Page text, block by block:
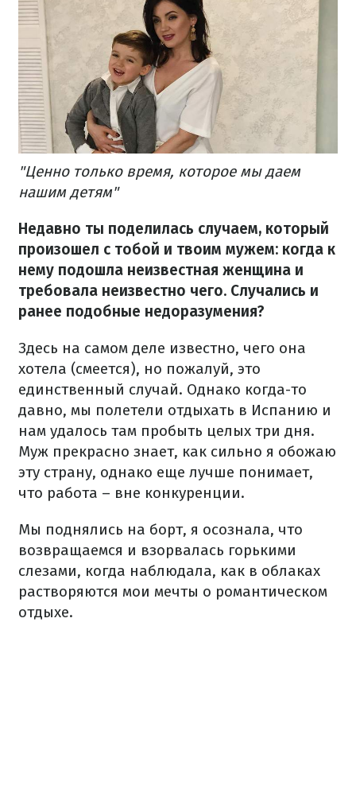
"Ценно только время, которое мы даем
нашим детям"
Недавно ты поделилась случаем, который
произошел с тобой и твоим мужем: когда к
нему подошла неизвестная женщина и
требовала неизвестно чего. Случались и
ранее подобные недоразумения?
Здесь на самом деле известно, чего она
хотела (смеется), но пожалуй, это
единственный случай. Однако когда-то
давно, мы полетели отдыхать в Испанию и
нам удалось там пробыть целых три дня.
Муж прекрасно знает, как сильно я обожаю
эту страну, однако еще лучше понимает,
что работа – вне конкуренции.
Мы поднялись на борт, я осознала, что
возвращаемся и взорвалась горькими
слезами, когда наблюдала, как в облаках
растворяются мои мечты о романтическом
отдыхе.